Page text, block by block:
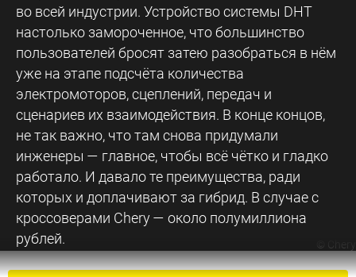
во всей индустрии. Устройство системы DHT
настолько замороченное, что большинство
пользователей бросят затею разобраться в нём
уже на этапе подсчёта количества
электромоторов, сцеплений, передач и
сценариев их взаимодействия. В конце концов,
не так важно, что там снова придумали
инженеры — главное, чтобы всё чётко и гладко
работало. И давало те преимущества, ради
которых и доплачивают за гибрид. В случае с
кроссоверами Chery — около полумиллиона
рублей.
© Chery